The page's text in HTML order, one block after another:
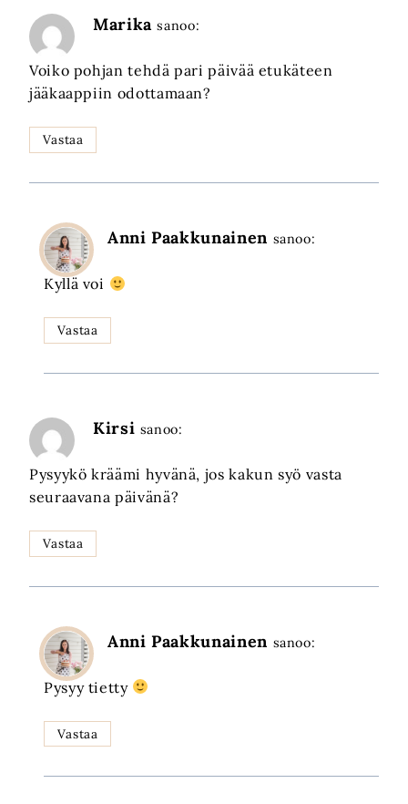
Marika sanoo:
Voiko pohjan tehdä pari päivää etukäteen
jääkaappiin odottamaan?
Vastaa
Anni Paakkunainen sanoo:
Kyllä voi
Vastaa
Kirsi sanoo:
Pysyykö kräämi hyvänä, jos kakun syö vasta
seuraavana päivänä?
Vastaa
Anni Paakkunainen sanoo:
Pysyy tietty
Vastaa